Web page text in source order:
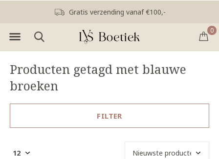
0
Gratis verzending vanaf €100,-
Producten getagd met blauwe
broeken
FILTER